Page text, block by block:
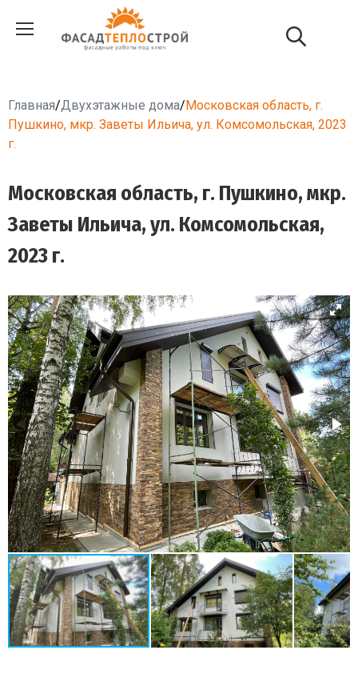
Главная/Двухэтажные дома/Московская область, г.
Пушкино, мкр. Заветы Ильича, ул. Комсомольская, 2023
г.
Московская область, г. Пушкино, мкр.
Заветы Ильича, ул. Комсомольская,
2023 г.